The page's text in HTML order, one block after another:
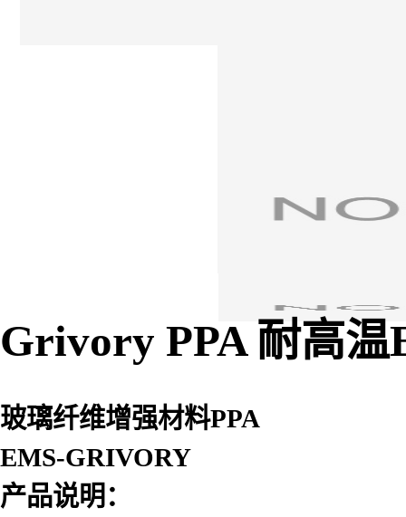
Grivory PPA 耐高温
玻璃纤维增强材料PPA
EMS-GRIVORY
产品说明：